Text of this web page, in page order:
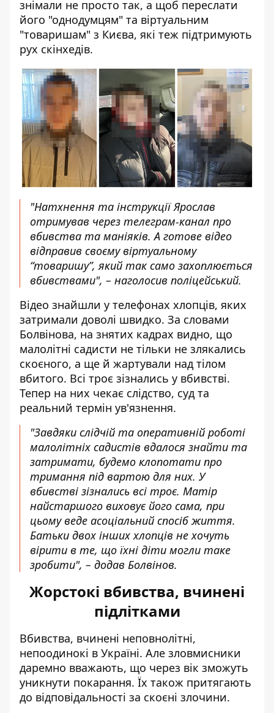
знімали не просто так, а щоб переслати
його "однодумцям" та віртуальним
"товаришам" з Києва, які теж підтримують
рух скінхедів.
"Натхнення та інструкції Ярослав
отримував через телеграм-канал про
вбивства та маніяків. А готове відео
відправив своєму віртуальному
“товаришу”, який так само захоплюється
вбивствами", – наголосив поліцейський.
Відео знайшли у телефонах хлопців, яких
затримали доволі швидко. За словами
Болвінова, на знятих кадрах видно, що
малолітні садисти не тільки не злякались
скоєного, а ще й жартували над тілом
вбитого. Всі троє зізнались у вбивстві.
Тепер на них чекає слідство, суд та
реальний термін ув'язнення.
"Завдяки слідчій та оперативній роботі
малолітніх садистів вдалося знайти та
затримати, будемо клопотати про
тримання під вартою для них. У
вбивстві зізнались всі троє. Матір
найстаршого виховує його сама, при
цьому веде асоціальний спосіб життя.
Батьки двох інших хлопців не хочуть
вірити в те, що їхні діти могли таке
зробити", – додав Болвінов.
Жорстокі вбивства, вчинені
підлітками
Вбивства, вчинені неповнолітні,
непоодинокі в Україні. Але зловмисники
даремно вважають, що через вік зможуть
уникнути покарання. Їх також притягають
до відповідальності за скоєні злочини.